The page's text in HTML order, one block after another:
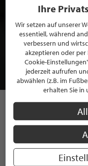
BEWERBEN
Ihre
Wir setzen auf unserer
essentiell, während
verbessern und
akzeptieren oder per
Cookie-
jederzeit aufrufen
abwählen (z.B. im
erhalten Sie in